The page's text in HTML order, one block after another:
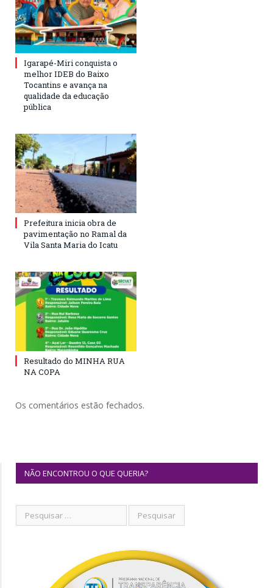
Igarapé-Miri conquista o
melhor IDEB do Baixo
Tocantins e avança na
qualidade da educação
pública
Prefeitura inicia obra de
pavimentação no Ramal da
Vila Santa Maria do Icatu
Resultado do MINHA RUA
NA COPA
Os comentários estão fechados.
NÃO ENCONTROU O QUE QUERIA?